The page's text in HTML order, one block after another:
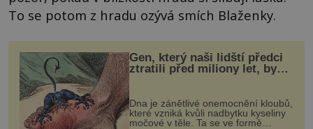
To se potom z hradu ozývá smích Blaženky.
Gen, který naši lidští předci
ztratili před miliony let, by
mohl pomoci s léčbou
„nemoci králů“
Dna je zánětlivé onemocnění kloubů,
které vzniká kvůli nadbytku kyseliny
močové v těle. Ta se ve formě